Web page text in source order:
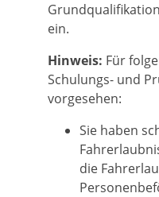
ein.
Hinweis: Für
Schulungs- und
vorgesehen:
Sie haben
die